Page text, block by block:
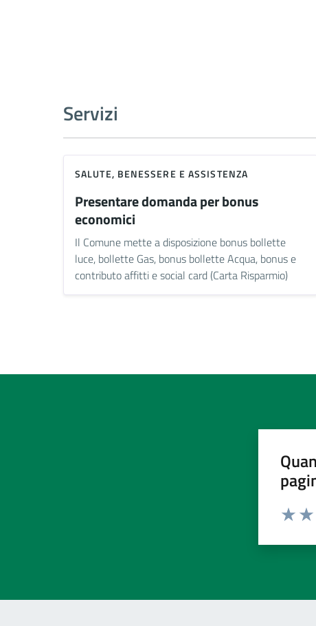
Servizi
SALUTE, BENESSERE E ASSISTENZA
Presentare domanda per bonus
economici
Il Comune mette a disposizione bonus bollette
luce, bollette Gas, bonus bollette Acqua, bonus e
contributo affitti e social card (Carta Risparmio)